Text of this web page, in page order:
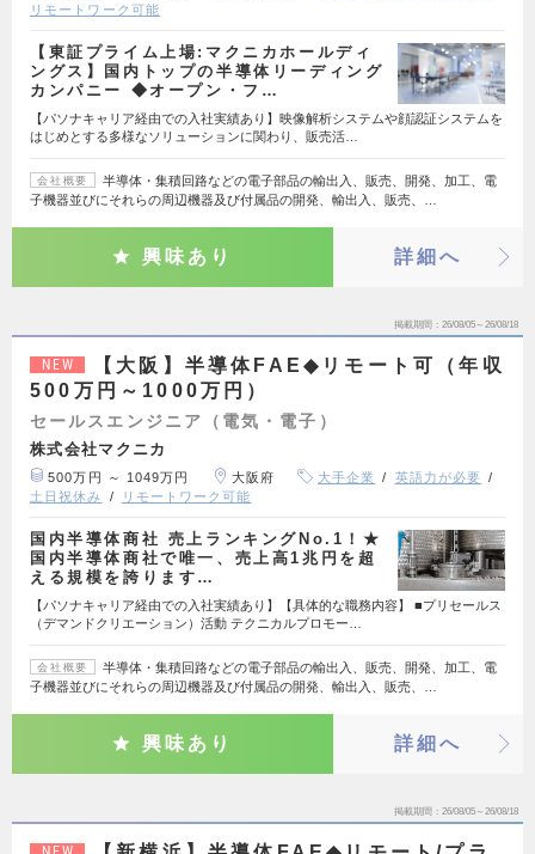
リモートワーク可能
【東証プライム上場:マクニカホールディ
ングス】国内トップの半導体リーディング
カンパニー ◆オープン・フ…
【パソナキャリア経由での入社実績あり】映像解析システムや顔認証システムを
はじめとする多様なソリューションに関わり、販売活…
会社概要
半導体・集積回路などの電子部品の輸出入、販売、開発、加工、電
子機器並びにそれらの周辺機器及び付属品の開発、輸出入、販売、…
興味あり 詳細へ
掲載期間 26/08/05～26/08/18
NEW
【大阪】半導体FAE◆リモート可（年収
500万円～1000万円）
セールスエンジニア（電気・電子）
株式会社マクニカ
500万円 ～ 1049万円 大阪府 大手企業
英語力が必要
土日祝休み
リモートワーク可能
国内半導体商社 売上ランキングNo.1！★
国内半導体商社で唯一、売上高1兆円を超
える規模を誇ります…
【パソナキャリア経由での入社実績あり】【具体的な職務内容】 ■プリセールス
（デマンドクリエーション）活動 テクニカルプロモー…
会社概要
半導体・集積回路などの電子部品の輸出入、販売、開発、加工、電
子機器並びにそれらの周辺機器及び付属品の開発、輸出入、販売、…
興味あり 詳細へ
掲載期間 26/08/05～26/08/18